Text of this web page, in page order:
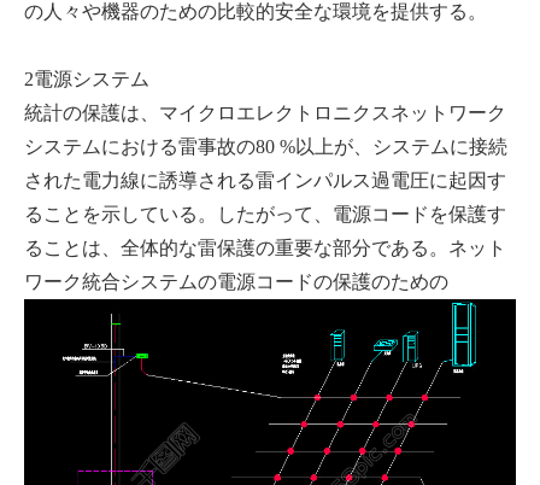
の人々や機器のための比較的安全な環境を提供する。
2電源システム
統計の保護は、マイクロエレクトロニクスネットワーク
システムにおける雷事故の80 %以上が、システムに接続
された電力線に誘導される雷インパルス過電圧に起因す
ることを示している。したがって、電源コードを保護す
ることは、全体的な雷保護の重要な部分である。ネット
ワーク統合システムの電源コードの保護のための